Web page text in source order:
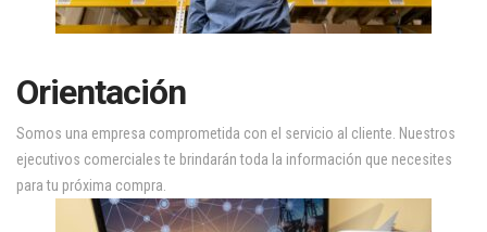
Orientación
Somos una empresa comprometida con el servicio al cliente. Nuestros
ejecutivos comerciales te brindarán toda la información que necesites
para tu próxima compra.